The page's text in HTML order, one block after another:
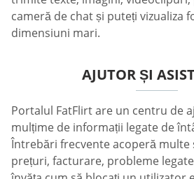
cameră de chat și puteți vizualiza
dimensiuni mari.
AJUTOR ȘI
Portalul FatFlirt are un centru de
mulțime de informații legate de
Întrebări frecvente acoperă multe
prețuri, facturare, probleme